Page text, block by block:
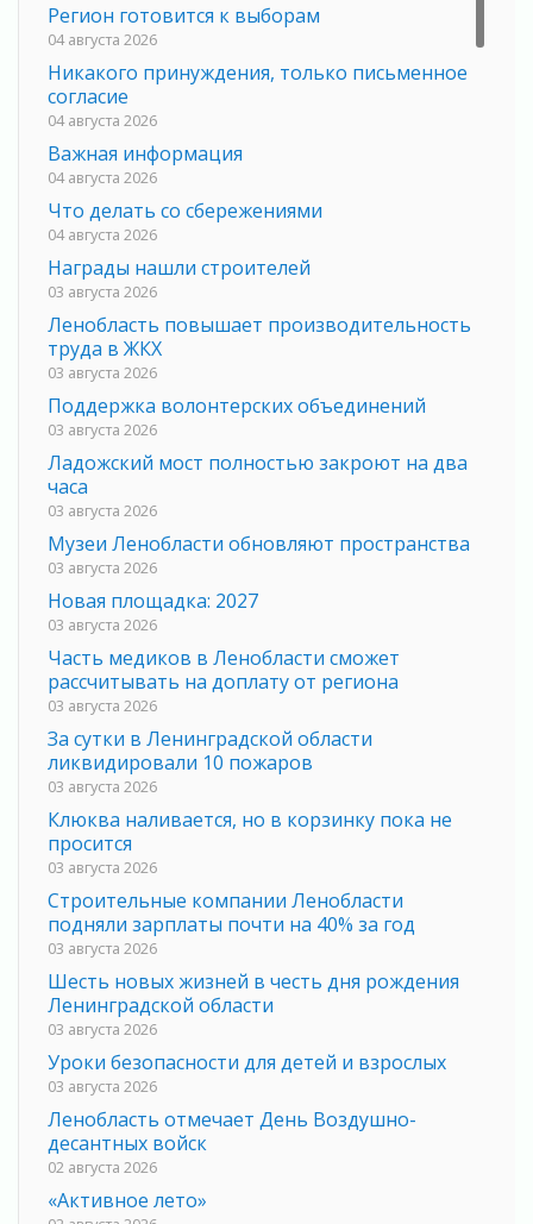
Регион готовится к выборам
04 августа 2026
Никакого принуждения, только письменное
согласие
04 августа 2026
Важная информация
04 августа 2026
Что делать со сбережениями
04 августа 2026
Награды нашли строителей
03 августа 2026
Ленобласть повышает производительность
труда в ЖКХ
03 августа 2026
Поддержка волонтерских объединений
03 августа 2026
Ладожский мост полностью закроют на два
часа
03 августа 2026
Музеи Ленобласти обновляют пространства
03 августа 2026
Новая площадка: 2027
03 августа 2026
Часть медиков в Ленобласти сможет
рассчитывать на доплату от региона
03 августа 2026
За сутки в Ленинградской области
ликвидировали 10 пожаров
03 августа 2026
Клюква наливается, но в корзинку пока не
просится
03 августа 2026
Строительные компании Ленобласти
подняли зарплаты почти на 40% за год
03 августа 2026
Шесть новых жизней в честь дня рождения
Ленинградской области
03 августа 2026
Уроки безопасности для детей и взрослых
03 августа 2026
Ленобласть отмечает День Воздушно-
десантных войск
02 августа 2026
«Активное лето»